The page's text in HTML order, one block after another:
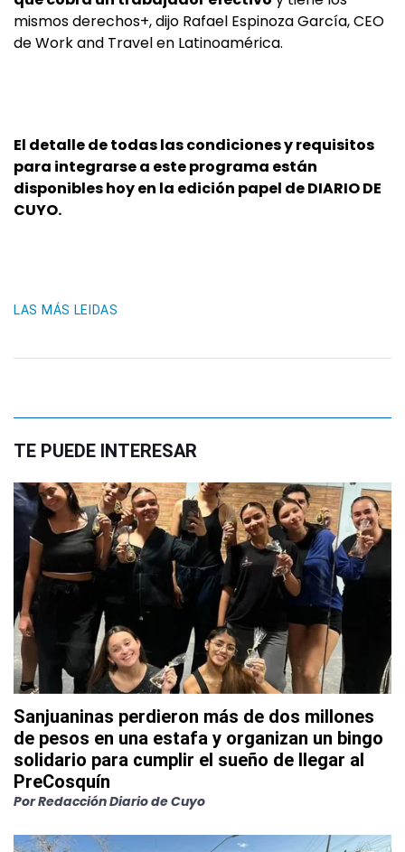
mismos derechos+, dijo Rafael Espinoza García, CEO
de Work and Travel en Latinoamérica.
El detalle de todas las condiciones y requisitos
para integrarse a este programa están
disponibles hoy en la edición papel de DIARIO DE
CUYO.
LAS MÁS LEIDAS
TE PUEDE INTERESAR
Sanjuaninas perdieron más de dos millones
de pesos en una estafa y organizan un bingo
solidario para cumplir el sueño de llegar al
PreCosquín
PorRedacción Diario de Cuyo